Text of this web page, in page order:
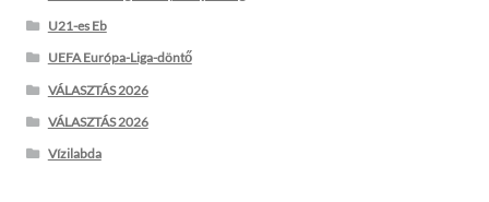
U21-es Eb
UEFA Európa-Liga-döntő
VÁLASZTÁS 2026
VÁLASZTÁS 2026
Vízilabda